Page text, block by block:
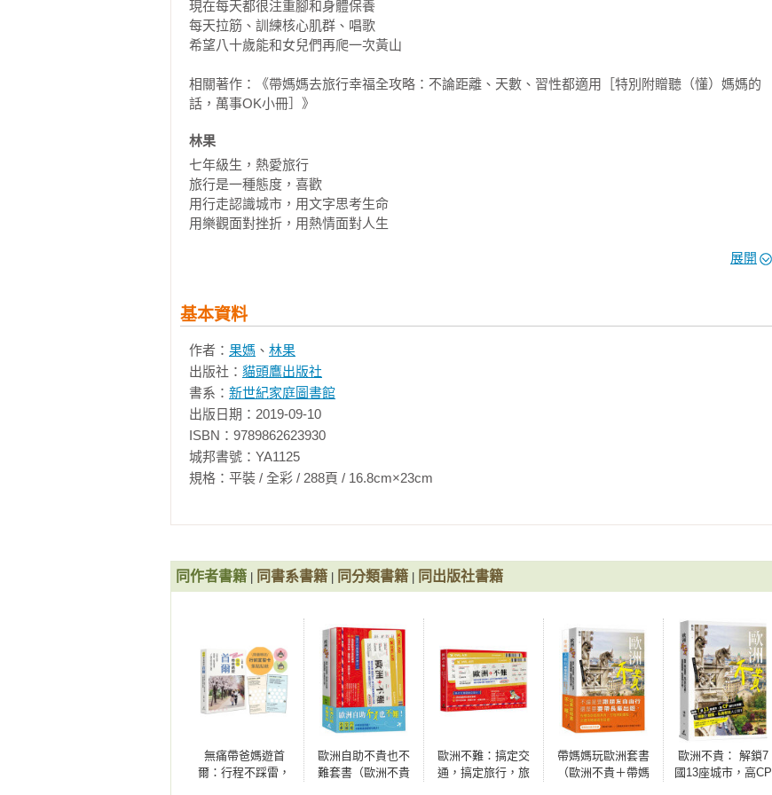
春夏秋冬不敗穿衣術：一夏一冬變洋蔥
「懶人適用」洗衣指南
Camera shopping相機血拼法
‣ 帶長輩闖關之「衣」挑戰：帶的輕鬆，穿的美麗
第4章媽媽最在意！決定旅行品質的最關鍵指標「住指南」
巴黎優雅老公寓
匈牙利暗黑住宿
維也納的現代公寓
威尼斯家庭公寓:果媽當一回皇太后
‣ 必須學會的神操作 住宿v s.行程的團體戰鬥值
第5章不用維骨力，輕輕鬆鬆走跳世界的「行指南」
巴黎地鐵，樓梯阿鼻地獄
女兒是博物館狂，果媽卻完全興趣缺缺？
體力懸殊時該怎麼安排行程？
果媽打死也不去的「地雷景點」
女兒是廁所搜尋雷達？
媽媽都是「講不聽」體質？
‣ 帶長輩闖關之「行」挑戰：買到票， 坐有位，準時到，睡得好
「都可以」是真的都可以嗎？
媽媽的冒險，和你想的不一樣……
行程有備案，臨危不慌亂
女兒是導遊？
是孝親旅行，也是我的旅行
迷路很正常，不用太焦慮
你這麼獨裁，你媽知道嗎？
現在每天都很注重腳和身體保養
每天拉筋、訓練核心肌群、唱歌
希望八十歲能和女兒們再爬一次黃山
相關著作：《帶媽媽去旅行幸福全攻略：不論距離、天數、習性都適用［特別附贈聽（懂）媽媽的
話，萬事OK小冊］》
林果
七年級生，熱愛旅行
旅行是一種態度，喜歡
用行走認識城市，用文字思考生命
用樂觀面對挫折，用熱情面對人生
「人生無悔，人間值得！」
著有《歐洲不貴》、《歐洲不難》、《帶媽媽去旅行幸福全攻略》
2023年完成《歐洲不貴》2.0升級版出版，YA！
FB粉絲團：林果的小宇宙
相關著作：《歐洲不難：搞定交通，搞定旅行，旅行交通規劃達人林果帶你滑著滑著，就都訂好了！
（全面更新版）》《歐洲不貴： 解鎖7國13座城市，高CP旅行大作戰！從規劃到體驗，私房密技大公
開！》《帶媽媽去旅行幸福全攻略：不論距離、天數、習性都適用［特別附贈聽（懂）媽媽的話，萬
展開
基本資料
作者： 果媽 、 林果
出版社： 貓頭鷹出版社
書系： 新世紀家庭圖書館
出版日期：2019-09-10
ISBN：9789862623930
城邦書號：YA1125
規格：平裝 / 全彩 / 288頁 / 16.8cm×23cm
同作者書籍 同書系書籍 同分類書籍 同出版社書籍
無痛帶爸媽遊首
爾：行程不踩雷，
歐洲自助不貴也不
難套書（歐洲不貴
歐洲不難：搞定交
通，搞定旅行，旅
帶媽媽玩歐洲套書
（歐洲不貴＋帶媽
歐洲不貴： 解鎖7
國13座城市，高CP